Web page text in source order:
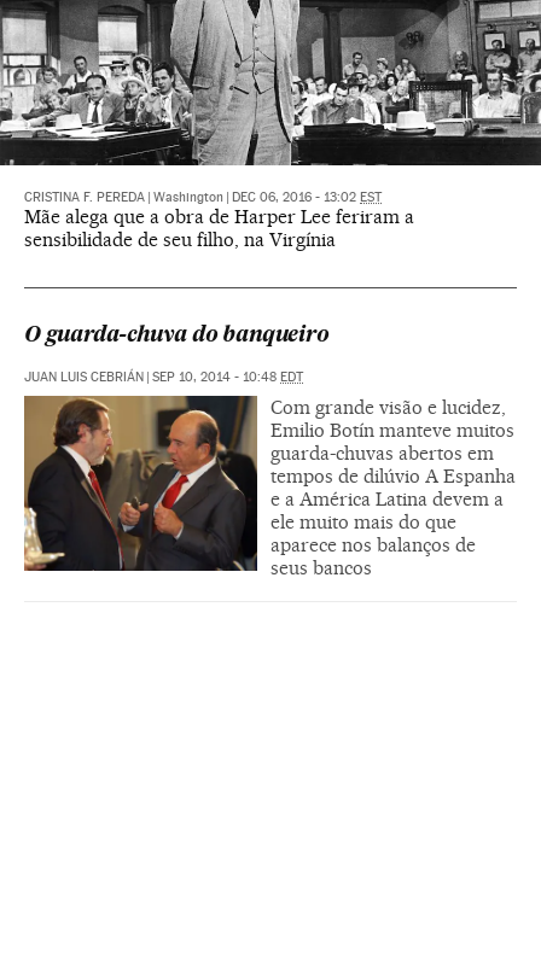
CRISTINA F. PEREDA Washington DEC 06, 2016 - 13:02 EST
Mãe alega que a obra de Harper Lee feriram a
sensibilidade de seu filho, na Virgínia
O guarda-chuva do banqueiro
JUAN LUIS CEBRIÁN SEP 10, 2014 - 10:48 EDT
Com grande visão e lucidez,
Emilio Botín manteve muitos
guarda-chuvas abertos em
tempos de dilúvio A Espanha
e a América Latina devem a
ele muito mais do que
aparece nos balanços de
seus bancos